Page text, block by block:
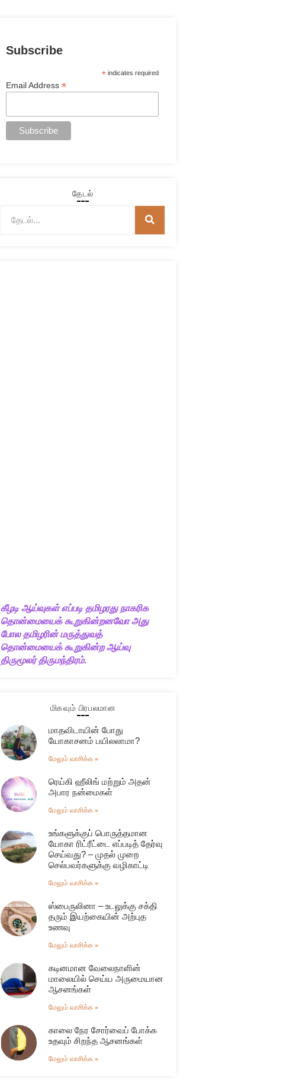
Subscribe
* indicates required
Email Address *
தேடல்
கீழடி ஆய்வுகள் எப்படி தமிழரது நாகரிக
தொன்மையைக் கூறுகின்றனவோ அது
போல தமிழரின் மருத்துவத்
தொன்மையைக் கூறுகின்ற ஆய்வு
திருமூலர் திருமந்திரம்.
மிகவும் பிரபலமான
மாதவிடாயின் போது
யோகாசனம் பயிலலாமா?
மேலும் வாசிக்க »
ரெய்கி ஹீலிங் மற்றும் அதன்
அபார நன்மைகள்
மேலும் வாசிக்க »
உங்களுக்குப் பொருத்தமான
யோகா ரிட்ரீட்டை எப்படித் தேர்வு
செய்வது? – முதல் முறை
செல்பவர்களுக்கு வழிகாட்டி
மேலும் வாசிக்க »
ஸ்பைருலினா – உடலுக்கு சக்தி
தரும் இயற்கையின் அற்புத
உணவு
மேலும் வாசிக்க »
கடினமான வேலைநாளின்
மாலையில் செய்ய அருமையான
ஆசனங்கள்
மேலும் வாசிக்க »
காலை நேர சோர்வைப் போக்க
உதவும் சிறந்த ஆசனங்கள்
மேலும் வாசிக்க »